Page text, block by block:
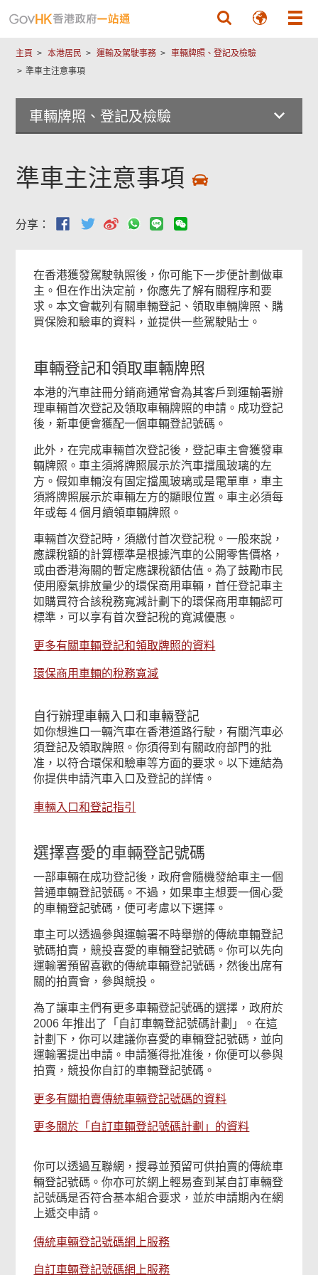
主頁 本港居民 運輸及駕駛事務
車輛牌照、登記及檢驗
準車主注意事項
車輛牌照、登記及檢驗
準車主注意事項
分享：
在香港獲發駕駛執照後，你可能下一步便計劃做車
主。但在作出決定前，你應先了解有關程序和要
求。本文會載列有關車輛登記、領取車輛牌照、購
買保險和驗車的資料，並提供一些駕駛貼士。
車輛登記和領取車輛牌照
本港的汽車註冊分銷商通常會為其客戶到運輸署辦
理車輛首次登記及領取車輛牌照的申請。成功登記
後，新車便會獲配一個車輛登記號碼。
此外，在完成車輛首次登記後，登記車主會獲發車
輛牌照。車主須將牌照展示於汽車擋風玻璃的左
方。假如車輛沒有固定擋風玻璃或是電單車，車主
須將牌照展示於車輛左方的顯眼位置。車主必須每
年或每 4 個月續領車輛牌照。
車輛首次登記時，須繳付首次登記稅。一般來說，
應課稅額的計算標準是根據汽車的公開零售價格，
或由香港海關的暫定應課稅額估值。為了鼓勵市民
使用廢氣排放量少的環保商用車輛，首任登記車主
如購買符合該稅務寬減計劃下的環保商用車輛認可
標準，可以享有首次登記稅的寬減優惠。
更多有關車輛登記和領取牌照的資料
環保商用車輛的稅務寬減
自行辦理車輛入口和車輛登記
如你想進口一輛汽車在香港道路行駛，有關汽車必
須登記及領取牌照。你須得到有關政府部門的批
准，以符合環保和驗車等方面的要求。以下連結為
你提供申請汽車入口及登記的詳情。
車輛入口和登記指引
選擇喜愛的車輛登記號碼
一部車輛在成功登記後，政府會隨機發給車主一個
普通車輛登記號碼。不過，如果車主想要一個心愛
的車輛登記號碼，便可考慮以下選擇。
車主可以透過參與運輸署不時舉辦的傳統車輛登記
號碼拍賣，競投喜愛的車輛登記號碼。你可以先向
運輸署預留喜歡的傳統車輛登記號碼，然後出席有
關的拍賣會，參與競投。
為了讓車主們有更多車輛登記號碼的選擇，政府於
2006 年推出了「自訂車輛登記號碼計劃」。在這
計劃下，你可以建議你喜愛的車輛登記號碼，並向
運輸署提出申請。申請獲得批准後，你便可以參與
拍賣，競投你自訂的車輛登記號碼。
更多有關拍賣傳統車輛登記號碼的資料
更多關於「自訂車輛登記號碼計劃」的資料
你可以透過互聯網，搜尋並預留可供拍賣的傳統車
輛登記號碼。你亦可於網上輕易查到某自訂車輛登
記號碼是否符合基本組合要求，並於申請期內在網
上遞交申請。
傳統車輛登記號碼網上服務
自訂車輛登記號碼網上服務